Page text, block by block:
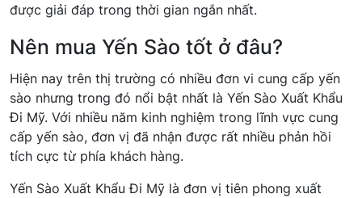
được giải đáp trong thời gian ngắn nhất.
Nên mua Yến Sào tốt ở đâu?
Hiện nay trên thị trường có nhiều đơn vi cung cấp yến
sào nhưng trong đó nổi bật nhất là Yến Sào Xuất Khẩu
Đi Mỹ. Với nhiều năm kinh nghiệm trong lĩnh vực cung
cấp yến sào, đơn vị đã nhận được rất nhiều phản hồi
tích cực từ phía khách hàng.
Yến Sào Xuất Khẩu Đi Mỹ là đơn vị tiên phong xuất